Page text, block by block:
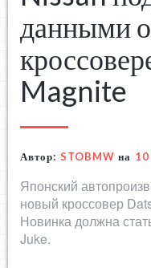
данными
Magnite
Автор: STOBMW на
Японский
новый кроссовер
Новинка должна
Juke.